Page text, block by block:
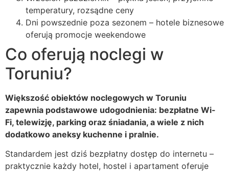
temperatury, rozsądne ceny
Dni powszednie poza sezonem – hotele biznesowe
oferują promocje weekendowe
Co oferują noclegi w
Toruniu?
Większość obiektów noclegowych w Toruniu
zapewnia podstawowe udogodnienia: bezpłatne Wi-
Fi, telewizję, parking oraz śniadania, a wiele z nich
dodatkowo aneksy kuchenne i pralnie.
Standardem jest dziś bezpłatny dostęp do internetu –
praktycznie każdy hotel, hostel i apartament oferuje